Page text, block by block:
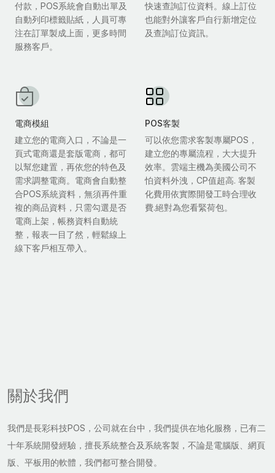
付款，POS系統會自動出單及
自動列印標籤貼紙，人員可專
注在訂單製成上面，更多時間
服務客戶。
快速查詢訂位資料。線上訂位
也能對外讓客戶自行新增定位
及查詢訂位資訊。
電商模組
建立您的電商入口，不論是一
頁式電商還是套版電商，都可
以幫您建置，再依您的特色及
需求調整電商。電商會自動整
合POS系統資料，無須再件重
複的商品資料，只需勾選是否
電商上架，帳務資料自動統
整，報表一目了然，輕鬆線上
線下客戶相互帶入。
POS客製
可以依您需求客製專屬POS，
建立您的專屬流程，大大提升
效率。雲端主機為美國公司不
怕資料外洩，CP值超高. 客製
化費用依實際開發工時合理收
費.絕對為您看緊荷包。
關於我們
我們是長彩科技POS，公司就在台中，我們提供在地化服務，已有二
十年系統開發經驗，擅長系統整合及系統客製，不論是電腦版、網頁
版、平板用的軟體，我們都可整合開發。